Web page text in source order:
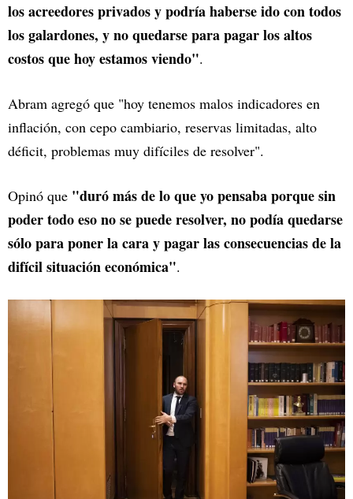
los acreedores privados y podría haberse ido con todos
los galardones, y no quedarse para pagar los altos
costos que hoy estamos viendo".
Abram agregó que "hoy tenemos malos indicadores en
inflación, con cepo cambiario, reservas limitadas, alto
déficit, problemas muy difíciles de resolver".
Opinó que "duró más de lo que yo pensaba porque sin
poder todo eso no se puede resolver, no podía quedarse
sólo para poner la cara y pagar las consecuencias de la
difícil situación económica".